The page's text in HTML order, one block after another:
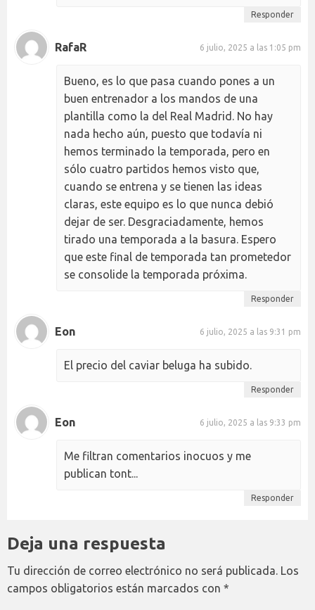
Responder
RafaR 6 julio, 2025 a las 1:05 pm
Bueno, es lo que pasa cuando pones a un
buen entrenador a los mandos de una
plantilla como la del Real Madrid. No hay
nada hecho aún, puesto que todavía ni
hemos terminado la temporada, pero en
sólo cuatro partidos hemos visto que,
cuando se entrena y se tienen las ideas
claras, este equipo es lo que nunca debió
dejar de ser. Desgraciadamente, hemos
tirado una temporada a la basura. Espero
que este final de temporada tan prometedor
se consolide la temporada próxima.
Responder
Eon 6 julio, 2025 a las 9:31 pm
El precio del caviar beluga ha subido.
Responder
Eon 6 julio, 2025 a las 9:33 pm
Me filtran comentarios inocuos y me
publican tont...
Responder
Deja una respuesta
Tu dirección de correo electrónico no será publicada. Los
campos obligatorios están marcados con *